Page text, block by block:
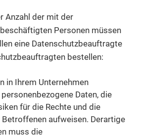
Anzahl der mit der
Personen müssen
eine Datenschutzbeauftragte
bestellen:
in Ihrem Unternehmen
Daten, die
für die Rechte und die
Betroffenen aufweisen. Derartige
muss die